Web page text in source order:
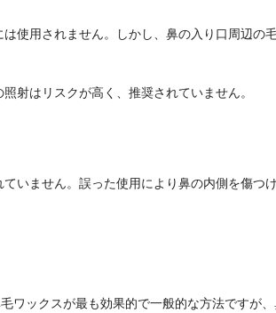
使用されません。しかし、鼻の入り口周辺の
射はリスクが高く、推奨されていません。
いません。誤った使用により鼻の内側を傷つ
ワックスが最も効果的で一般的な方法ですが